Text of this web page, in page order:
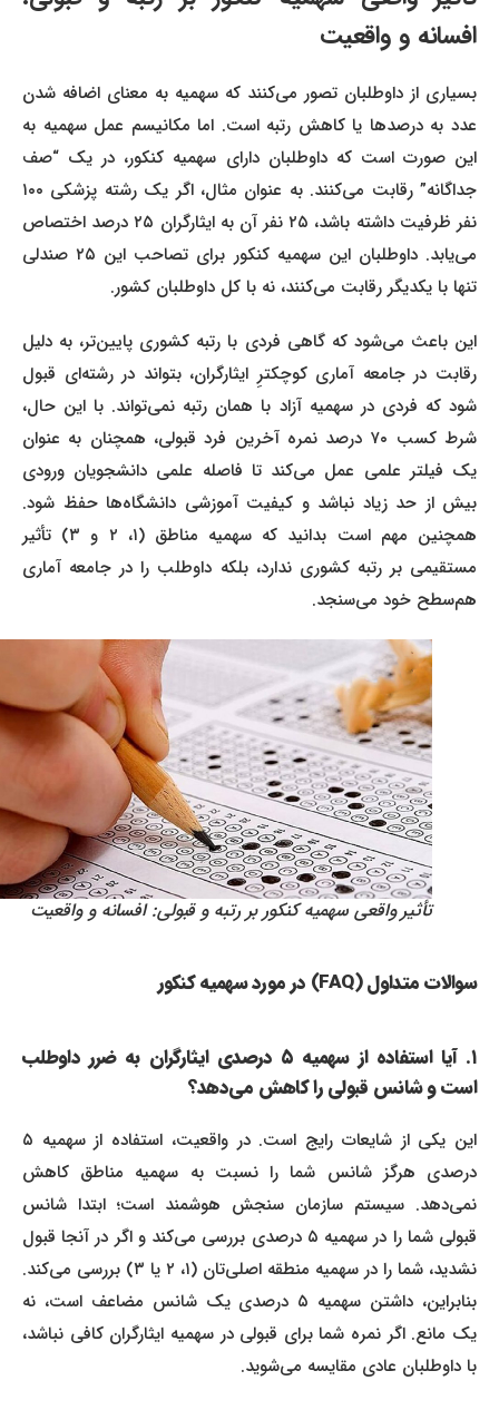
افسانه و واقعیت
بسیاری از داوطلبان تصور می‌کنند که سهمیه به معنای اضافه شدن
عدد به درصدها یا کاهش رتبه است. اما مکانیسم عمل سهمیه به
این صورت است که داوطلبان دارای سهمیه کنکور، در یک “صف
جداگانه” رقابت می‌کنند. به عنوان مثال، اگر یک رشته پزشکی ۱۰۰
نفر ظرفیت داشته باشد، ۲۵ نفر آن به ایثارگران ۲۵ درصد اختصاص
می‌یابد. داوطلبان این سهمیه کنکور برای تصاحب این ۲۵ صندلی
تنها با یکدیگر رقابت می‌کنند، نه با کل داوطلبان کشور.
این باعث می‌شود که گاهی فردی با رتبه کشوری پایین‌تر، به دلیل
رقابت در جامعه آماری کوچکترِ ایثارگران، بتواند در رشته‌ای قبول
شود که فردی در سهمیه آزاد با همان رتبه نمی‌تواند. با این حال،
شرط کسب ۷۰ درصد نمره آخرین فرد قبولی، همچنان به عنوان
یک فیلتر علمی عمل می‌کند تا فاصله علمی دانشجویان ورودی
بیش از حد زیاد نباشد و کیفیت آموزشی دانشگاه‌ها حفظ شود.
همچنین مهم است بدانید که سهمیه مناطق (۱، ۲ و ۳) تأثیر
مستقیمی بر رتبه کشوری ندارد، بلکه داوطلب را در جامعه آماری
هم‌سطح خود می‌سنجد.
تأثیر واقعی سهمیه‌ کنکور بر رتبه و قبولی: افسانه و واقعیت
سوالات متداول (FAQ) در مورد سهمیه‌ کنکور
۱. آیا استفاده از سهمیه ۵ درصدی ایثارگران به ضرر داوطلب
است و شانس قبولی را کاهش می‌دهد؟
این یکی از شایعات رایج است. در واقعیت، استفاده از سهمیه ۵
درصدی هرگز شانس شما را نسبت به سهمیه مناطق کاهش
نمی‌دهد. سیستم سازمان سنجش هوشمند است؛ ابتدا شانس
قبولی شما را در سهمیه ۵ درصدی بررسی می‌کند و اگر در آنجا قبول
نشدید، شما را در سهمیه منطقه اصلی‌تان (۱، ۲ یا ۳) بررسی می‌کند.
بنابراین، داشتن سهمیه ۵ درصدی یک شانس مضاعف است، نه
یک مانع. اگر نمره شما برای قبولی در سهمیه ایثارگران کافی نباشد،
با داوطلبان عادی مقایسه می‌شوید.